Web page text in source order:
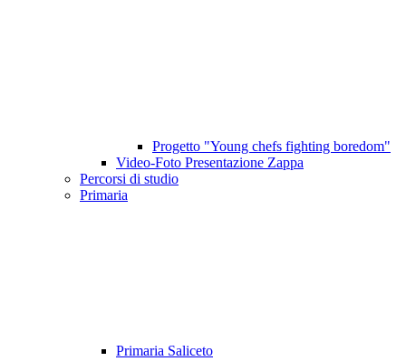
Progetto "Young chefs fighting boredom"
Video-Foto Presentazione Zappa
Percorsi di studio
Primaria
Primaria Saliceto